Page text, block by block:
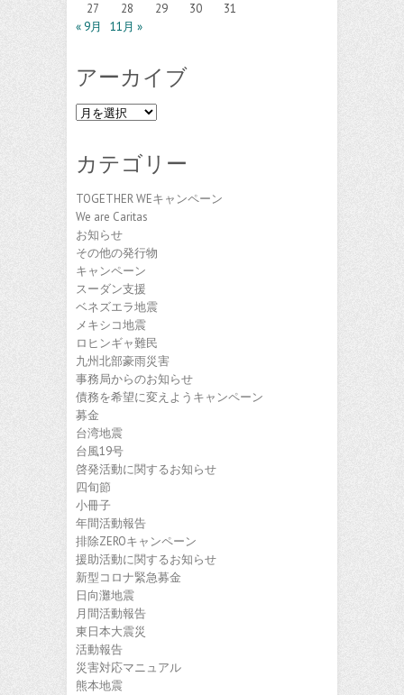
27
28 29 30
31
« 9月
11月 »
アーカイブ
ア
イ
カテゴリー
TOGETHER WEキャンペーン
We are Caritas
お知らせ
その他の発行物
キャンペーン
スーダン支援
ベネズエラ地震
メキシコ地震
ロヒンギャ難民
九州北部豪雨災害
事務局からのお知らせ
債務を希望に変えようキャンペーン
募金
台湾地震
台風19号
啓発活動に関するお知らせ
四旬節
小冊子
年間活動報告
排除ZEROキャンペーン
援助活動に関するお知らせ
新型コロナ緊急募金
日向灘地震
月間活動報告
東日本大震災
活動報告
災害対応マニュアル
熊本地震